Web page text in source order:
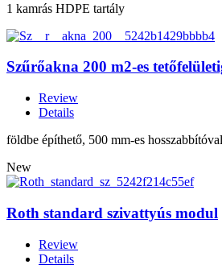
1 kamrás HDPE tartály
Szűrőakna 200 m2-es
Review
Details
földbe építhető, 500 mm-es
New
Roth standard szivattyús modul
Review
Details